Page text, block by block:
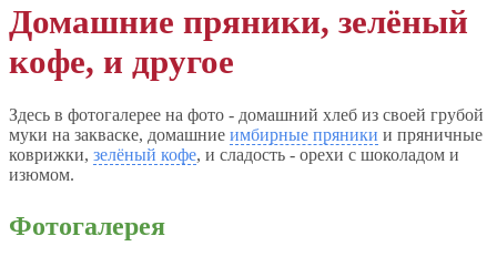
Домашние пряники, зелёный
кофе, и другое
Здесь в фотогалерее на фото - домашний хлеб из своей грубой
муки на закваске, домашние имбирные пряники и пряничные
коврижки, зелёный кофе, и сладость - орехи с шоколадом и
изюмом.
Фотогалерея